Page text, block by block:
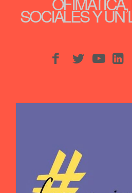
SOCIALES Y UN